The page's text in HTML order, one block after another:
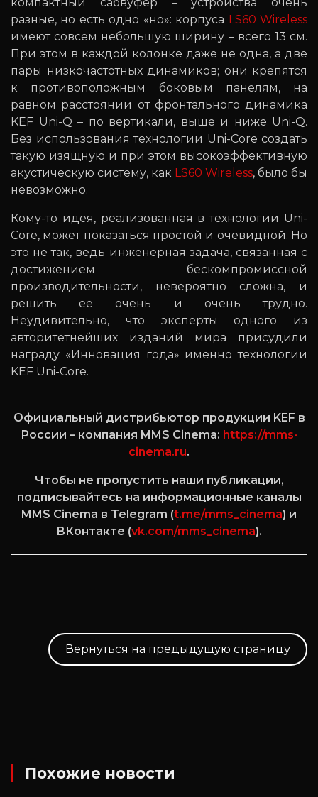
разные, но есть одно «но»: корпуса LS60 Wireless
имеют совсем небольшую ширину – всего 13 см.
При этом в каждой колонке даже не одна, а две
пары низкочастотных динамиков; они крепятся
к противоположным боковым панелям, на
равном расстоянии от фронтального динамика
KEF Uni-Q – по вертикали, выше и ниже Uni-Q.
Без использования технологии Uni-Core создать
такую изящную и при этом высокоэффективную
акустическую систему, как LS60 Wireless, было бы
невозможно.
Кому-то идея, реализованная в технологии Uni-
Core, может показаться простой и очевидной. Но
это не так, ведь инженерная задача, связанная с
достижением бескомпромиссной
производительности, невероятно сложна, и
решить её очень и очень трудно.
Неудивительно, что эксперты одного из
авторитетнейших изданий мира присудили
награду «Инновация года» именно технологии
KEF Uni-Core.
Официальный дистрибьютор продукции KEF в
России – компания MMS Cinema: https://mms-
cinema.ru.
Чтобы не пропустить наши публикации,
подписывайтесь на информационные каналы
MMS Cinema в Telegram (t.me/mms_cinema) и
ВКонтакте (vk.com/mms_cinema).
Вернуться на предыдущую страницу
Похожие новости